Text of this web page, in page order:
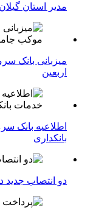
مدیر استان
میزبانی بانک
اربعین
اطلاعیه بانک
بانکداری
دو انتصاب جدید